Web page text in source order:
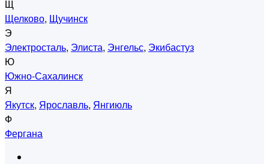
Щ
Щелково, Щучинск
Э
Электросталь, Элиста, Энгельс, Экибастуз
Ю
Южно-Сахалинск
Я
Якутск, Ярославль, Янгиюль
Ф
Фергана